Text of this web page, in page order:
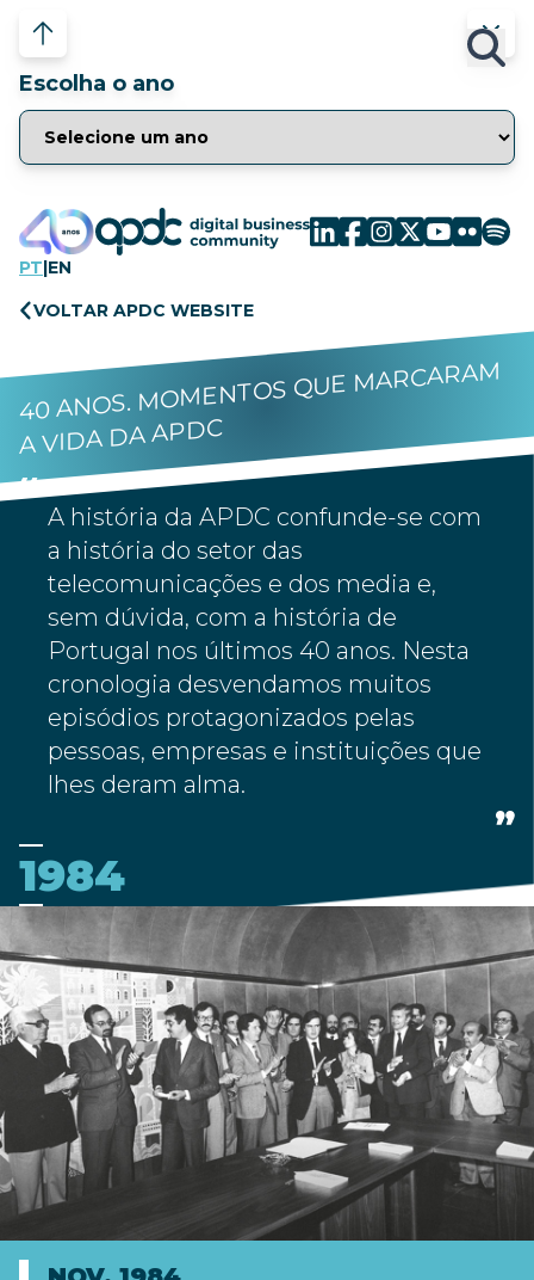
Escolha o ano
PT|EN
VOLTAR APDC WEBSITE
40 ANOS. MOMENTOS QUE MARCARAM
A VIDA DA APDC
A história da APDC confunde-se com
a história do setor das
telecomunicações e dos media e,
sem dúvida, com a história de
Portugal nos últimos 40 anos. Nesta
cronologia desvendamos muitos
episódios protagonizados pelas
pessoas, empresas e instituições que
lhes deram alma.
1984